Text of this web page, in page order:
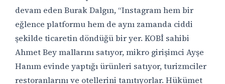
devam eden Burak Dalgın, “Instagram hem bir
eğlence platformu hem de aynı zamanda ciddi
şekilde ticaretin döndüğü bir yer. KOBİ sahibi
Ahmet Bey mallarını satıyor, mikro girişimci Ayşe
Hanım evinde yaptığı ürünleri satıyor, turizmciler
restoranlarını ve otellerini tanıtıyorlar. Hükümet